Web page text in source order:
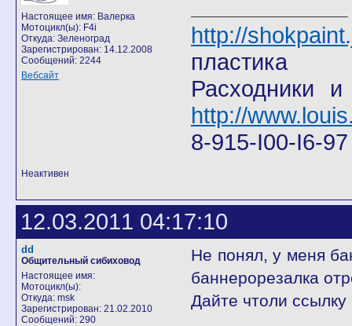
Настоящее имя: Валерка
Мотоцикл(ы): F4i
Откуда: Зеленоград
Зарегистрирован: 14.12.2008
Сообщений: 2244
Вебсайт
http://
пластика
Расходники
http://
8-915-I00-I6-
Неактивен
12.03.2011 04:17:10
dd
Общительный сибиховод
Настоящее имя:
Мотоцикл(ы):
Откуда: msk
Зарегистрирован: 21.02.2010
Сообщений: 290
Не понял, у меня
баннерорезалка
Дайте чтоли